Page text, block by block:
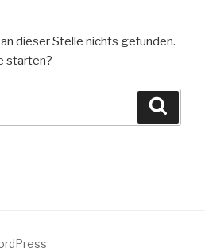
dieser Stelle nichts gefunden.
starten?